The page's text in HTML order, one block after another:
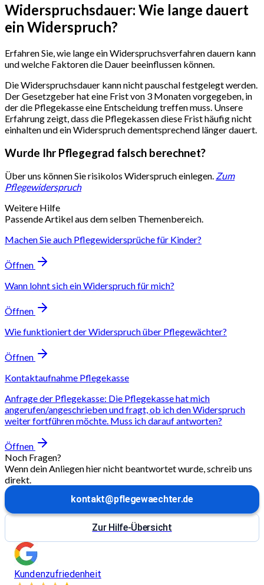
Widerspruchsdauer: Wie lange dauert
ein Widerspruch?
Erfahren Sie, wie lange ein Widerspruchsverfahren dauern kann
und welche Faktoren die Dauer beeinflussen können.
Die Widerspruchsdauer kann nicht pauschal festgelegt werden.
Der Gesetzgeber hat eine Frist von 3 Monaten vorgegeben, in
der die Pflegekasse eine Entscheidung treffen muss. Unsere
Erfahrung zeigt, dass die Pflegekassen diese Frist häufig nicht
einhalten und ein Widerspruch dementsprechend länger dauert.
Wurde Ihr Pflegegrad falsch berechnet?
Über uns können Sie risikolos Widerspruch einlegen. Zum
Pflegewiderspruch
Weitere Hilfe
Passende Artikel aus dem selben Themenbereich.
Machen Sie auch Pflegewidersprüche für Kinder?
Öffnen
Wann lohnt sich ein Widerspruch für mich?
Öffnen
Wie funktioniert der Widerspruch über Pflegewächter?
Öffnen
Kontaktaufnahme Pflegekasse
Anfrage der Pflegekasse: Die Pflegekasse hat mich
angerufen/angeschrieben und fragt, ob ich den Widerspruch
weiter fortführen möchte. Muss ich darauf antworten?
Öffnen
Noch Fragen?
Wenn dein Anliegen hier nicht beantwortet wurde, schreib uns
direkt.
kontakt@pflegewaechter.de
Zur Hilfe-Übersicht
Kundenzufriedenheit